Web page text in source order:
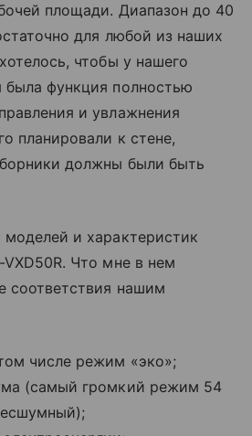
площади. Диапазон до 40
для любой из наших
чтобы у нашего
была функция полностью
и увлажнения
планировали к стене,
должны были быть
и характеристик
Что мне в нем
соответствия нашим
числе режим «эко»;
(самый громкий режим 54